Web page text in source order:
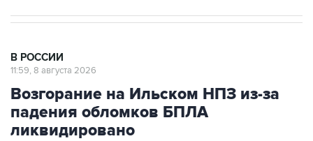
В РОССИИ
11:59, 8 августа 2026
Возгорание на Ильском НПЗ из-за
падения обломков БПЛА
ликвидировано